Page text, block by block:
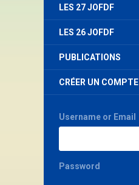
LES 27 JOFDF
LES 26 JOFDF
PUBLICATIONS
CRÉER UN COMPTE
Username or Email
Password